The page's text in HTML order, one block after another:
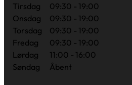
Tirsdag
09:30 - 19:00
Onsdag
09:30 - 19:00
Torsdag
09:30 - 19:00
Fredag
09:30 - 19:00
Lørdag
11:00 - 16:00
Søndag
Åbent